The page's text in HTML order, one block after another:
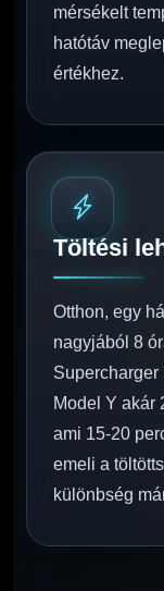
mérsékelt
hatótáv
értékhez.
Töltési
Otthon, egy
nagyjából 8
Supercharger
Model Y akár
ami 15-20
emeli a
különbség